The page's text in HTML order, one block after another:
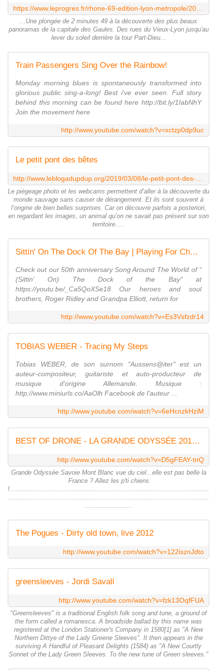
...Une plongée de 2 minutes 49 à la découverte des plus beaux
panoramas de la capitale des Gaules. Des rues du Vieux-Lyon jusqu'au
lever du soleil derrière la tour Part-Dieu...
Train Passengers Sing Over the Rainbow!
Monday morning blues is spontaneously transformed into
glorious public sing-a-long! Best i've ever seen. Full story
behind this morning can be found here http://bit.ly/1IabNhY
Join the movement here
http://www.youtube.com/watch?v=xctzp0dp9uc
Le petit pont des bêtes
Le piégeage photo et les webcams permettent d’aller à la découverte du
monde sauvage sans causer de dérangement. Et ils sont souvent à
l’origine de bien belles surprises. Car on découvre parfois a posteriori,
en regardant les images, un animal qu’on ne savait pas présent sur son
territoire.....
Sittin' On The Dock Of The Bay | Playing For Change | Song Around The World
Check out our 50th anniversary Song Around The World of "
(Sittin' On) The Dock of the Bay" at
https://youtu.be/_Ca5QoXSe18 Our heroes and soul
brothers, Roger Ridley and Grandpa Elliott, return for
http://www.youtube.com/watch?v=Es3Vsfzdr14
TOBIAS WEBER - Tracing My Steps
Tobias WEBER, de son surnom "Aussens@iter" est un
auteur-compositeur, guitariste et auto-producteur de
musique d'origine Allemande. Musique :
http://www.miniurls.co/AaOlh Facebook de l'auteur ...
http://www.youtube.com/watch?v=6eHcnzkHziM
BEST OF DRONE - LA GRANDE ODYSSÉE 2017 - 7CIS
http://www.youtube.com/watch?v=D5gFEAY-tnQ
Grande Odyssée Savoie Mont Blanc vue du ciel...elle est pas belle la
France ? Allez les p'ti chiens
!.......................................................................................................
........................................................................................................
.........................
The Pogues - Dirty old town, live 2012
http://www.youtube.com/watch?v=122isznJdto
greensleeves - Jordi Savall
http://www.youtube.com/watch?v=fzk13OqfFUA
"Greensleeves" is a traditional English folk song and tune, a ground of
the form called a romanesca. A broadside ballad by this name was
registered at the London Stationer's Company in 1580[1] as "A New
Northern Dittye of the Lady Greene Sleeves". It then appears in the
surviving A Handful of Pleasant Delights (1584) as "A New Courtly
Sonnet of the Lady Green Sleeves. To the new tune of Green sleeves."